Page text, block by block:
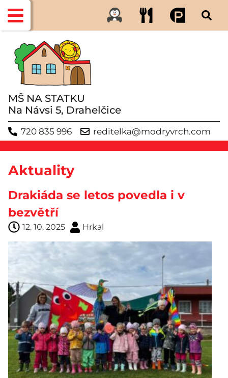
MŠ NA STATKU
Na Návsi 5, Drahelčice
720 835 996 reditelka@modryvrch.com
Aktuality
Drakiáda se letos povedla i v
bezvětří
12. 10. 2025 Hrkal